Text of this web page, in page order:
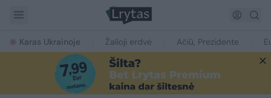
Karas Ukrainoje Žalioji erdvė Ačiū, Prezidente